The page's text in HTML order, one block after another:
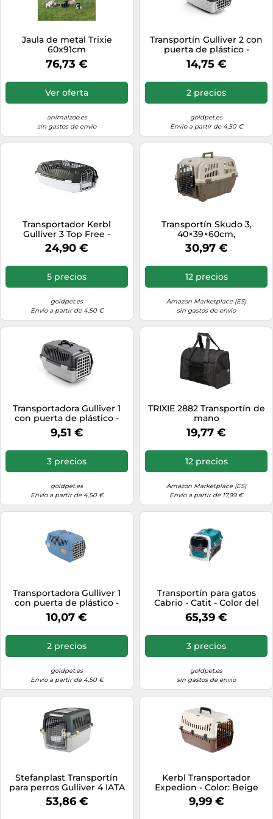
Jaula de metal Trixie
60x91cm
76,73 €
Ver oferta
animalzoo.es
sin gastos de envío
Transportín Gulliver 2 con
puerta de plástico -
Stefanplast - Color: Gris |
Mediciones: 55 x 36 x 35 cm
14,75 €
2 precios
goldpet.es
Envío a partir de 4,50 €
Transportador Kerbl
Gulliver 3 Top Free -
Mediciones: 61 x 40 x 38 cm
24,90 €
5 precios
goldpet.es
Envío a partir de 4,50 €
Transportín Skudo 3,
40×39×60cm,
Mrr.Grisác./Arena
30,97 €
12 precios
Amazon Marketplace (ES)
sin gastos de envío
Transportadora Gulliver 1
con puerta de plástico -
Stefanplast - Color: Gris |
Mediciones: 48 x 32 x 31 cm
9,51 €
3 precios
goldpet.es
Envío a partir de 4,50 €
TRIXIE 2882 Transportín de
mano
19,77 €
12 precios
Amazon Marketplace (ES)
Envío a partir de 17,99 €
Transportadora Gulliver 1
con puerta de plástico -
Stefanplast
10,07 €
2 precios
goldpet.es
Envío a partir de 4,50 €
Transportín para gatos
Cabrio - Catit - Color del
Producto: Turquesa
65,39 €
3 precios
goldpet.es
sin gastos de envío
Stefanplast Transportín
para perros Gulliver 4 IATA
71x51x50 cm
53,86 €
Kerbl Transportador
Expedion - Color: Beige
9,99 €